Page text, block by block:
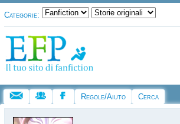
Categorie:
Regole/Aiuto Cerca